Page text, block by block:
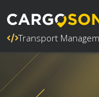
Transport